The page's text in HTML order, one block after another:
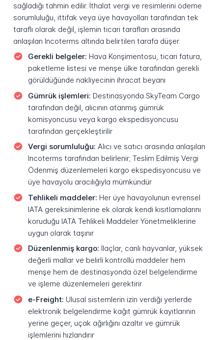
sağladığı tahmin edilir. İthalat vergi ve resimlerini ödeme
sorumluluğu, ittifak veya üye havayolları tarafından tek
taraflı olarak değil, işlemin ticari tarafları arasında
anlaşılan Incoterms altında belirtilen tarafa düşer.
Gerekli belgeler: Hava Konşimentosu, ticari fatura,
paketleme listesi ve menşe ülke tarafından gerekli
görüldüğünde nakliyecinin ihracat beyanı
Gümrük işlemleri: Destinasyonda SkyTeam Cargo
tarafından değil, alıcının atanmış gümrük
komisyoncusu veya kargo ekspedisyoncusu
tarafından gerçekleştirilir
Vergi sorumluluğu: Alıcı ve satıcı arasında anlaşılan
Incoterms tarafından belirlenir; Teslim Edilmiş Vergi
Ödenmiş düzenlemeleri kargo ekspedisyoncusu ve
üye havayolu aracılığıyla mümkündür
Tehlikeli maddeler: Her üye havayolunun evrensel
IATA gereksinimlerine ek olarak kendi kısıtlamalarını
koruduğu IATA Tehlikeli Maddeler Yönetmeliklerine
uygun olarak taşınır
Düzenlenmiş kargo: İlaçlar, canlı hayvanlar, yüksek
değerli mallar ve belirli kontrollü maddeler hem
menşe hem de destinasyonda özel belgelendirme
ve işleme düzenlemeleri gerektirir
e-Freight: Ulusal sistemlerin izin verdiği yerlerde
elektronik belgelendirme kağıt gümrük kayıtlarının
yerine geçer, uçak ağırlığını azaltır ve gümrük
işlemlerini hızlandırır